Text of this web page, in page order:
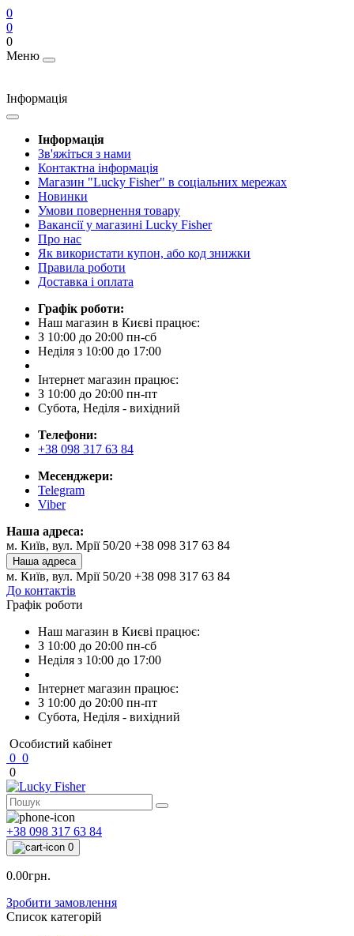
0
0
0
Меню
Інформація
Інформація
Зв'яжіться з нами
Контактна інформація
Магазин "Lucky Fisher" в соціальних мережах
Новинки
Умови повернення товару
Вакансії у магазині Lucky Fisher
Про нас
Як використати купон, або код знижки
Правила роботи
Доставка і оплата
Графік роботи:
Наш магазин в Києві працює:
З 10:00 до 20:00 пн-сб
Неділя з 10:00 до 17:00
Інтернет магазин працює:
З 10:00 до 20:00 пн-пт
Субота, Неділя - вихідний
Телефони:
+38 098 317 63 84
Месенджери:
Telegram
Viber
Наша адреса:
м. Київ, вул. Мрії 50/20 +38 098 317 63 84
Наша адреса
м. Київ, вул. Мрії 50/20 +38 098 317 63 84
До контактів
Графік роботи
Наш магазин в Києві працює:
З 10:00 до 20:00 пн-сб
Неділя з 10:00 до 17:00
Інтернет магазин працює:
З 10:00 до 20:00 пн-пт
Субота, Неділя - вихідний
Особистий кабінет
0 0
0
+38 098 317 63 84
0
0.00грн.
Зробити замовлення
Список категорій